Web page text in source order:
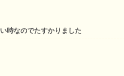
時なのでたすかりました